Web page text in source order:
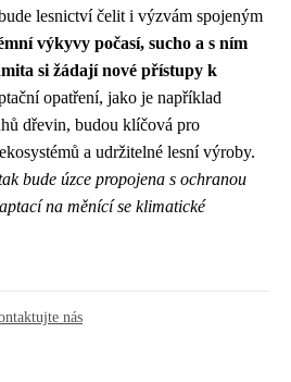
lesnictví čelit i výzvám spojeným
výkyvy počasí, sucho a s ním
si žádají nové přístupy k
opatření, jako je například
dřevin, budou klíčová pro
a udržitelné lesní výroby.
bude úzce propojena s ochranou
na měnící se klimatické
nás